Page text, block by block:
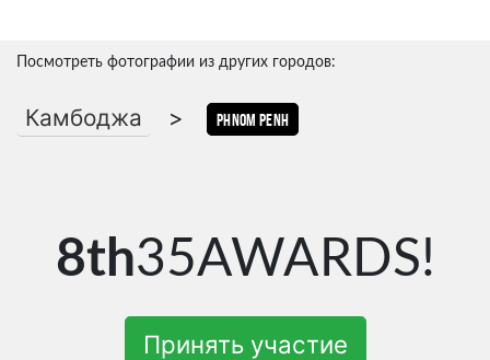
Посмотреть фотографии из других городов:
Камбоджа > Phnom Penh
8th35AWARDS!
Принять участие